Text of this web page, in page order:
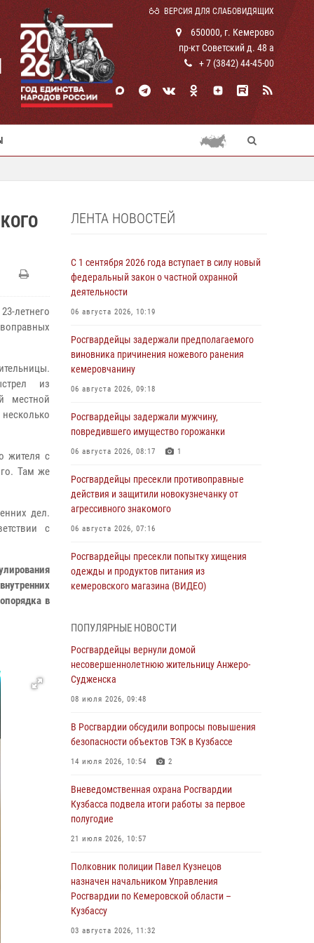
ВЕРСИЯ ДЛЯ СЛАБОВИДЯЩИХ
650000, г. Кемерово
пр-кт Советский д. 48 а
+ 7 (3842) 44-45-00
летнего
из
местной
жителя с
Там же
дел.
с
в
ЛЕНТА НОВОСТЕЙ
С 1 сентября 2026 года вступает в силу новый
федеральный закон о частной охранной
деятельности
06 августа 2026, 10:19
Росгвардейцы задержали предполагаемого
виновника причинения ножевого ранения
кемеровчанину
06 августа 2026, 09:18
Росгвардейцы задержали мужчину,
повредившего имущество горожанки
06 августа 2026, 08:17 1
Росгвардейцы пресекли противоправные
действия и защитили новокузнечанку от
агрессивного знакомого
06 августа 2026, 07:16
Росгвардейцы пресекли попытку хищения
одежды и продуктов питания из
кемеровского магазина (ВИДЕО)
В Кузбассе стартовал чемпионат Сибирского
ордена Жукова округа Росгвардии по
служебно-боевой стрельбе
05 августа 2026, 10:53
дебошира, устроившего конфликт в
медицинском учреждении
05 августа 2026, 09:30
Росгвардейцы задержали участника драки,
причинившего побои оппоненту
05 августа 2026, 08:50
общественного порядка на городском пляже
05 августа 2026, 08:10
Росгвардейцы в Юрге пресекли попытку
проникновения на территорию частного
ПОПУЛЯРНЫЕ НОВОСТИ
Росгвардейцы вернули домой
несовершеннолетнюю жительницу Анжеро-
Судженска
08 июля 2026, 09:48
В Росгвардии обсудили вопросы повышения
безопасности объектов ТЭК в Кузбассе
14 июля 2026, 10:54 2
Вневедомственная охрана Росгвардии
Кузбасса подвела итоги работы за первое
полугодие
21 июля 2026, 10:57
Полковник полиции Павел Кузнецов
назначен начальником Управления
Росгвардии по Кемеровской области –
Кузбассу
03 августа 2026, 11:32